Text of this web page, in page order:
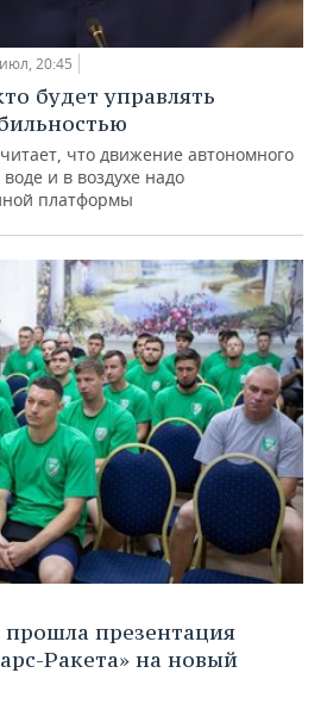
20:45
будет управлять
что движение автономного
и в воздухе надо
платформы
прошла презентация
Ракета» на новый